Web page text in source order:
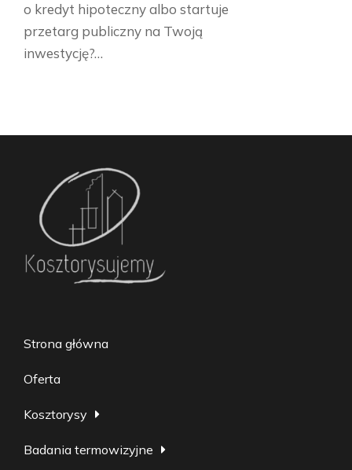
o kredyt hipoteczny albo startuje
przetarg publiczny na Twoją
inwestycję?…
Strona główna
Oferta
Kosztorysy
Badania termowizyjne